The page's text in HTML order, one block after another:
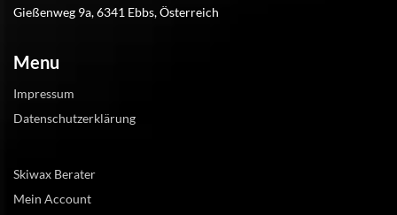
Gießenweg 9a, 6341 Ebbs, Österreich
Menu
Impressum
Datenschutzerklärung
Skiwax Berater
Mein Account